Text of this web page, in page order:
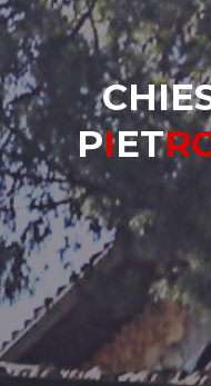
CHIE
PIETR